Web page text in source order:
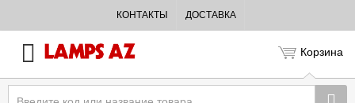
КОНТАКТЫ ДОСТАВКА
Корзина